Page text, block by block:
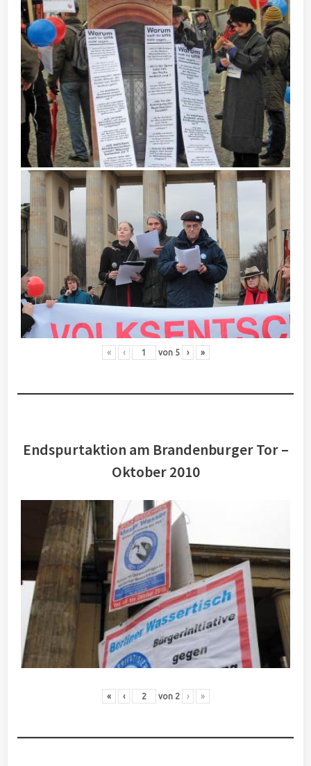
« ‹ von 5 › »
Endspurtaktion am Brandenburger Tor –
Oktober 2010
« ‹ von 2 › »